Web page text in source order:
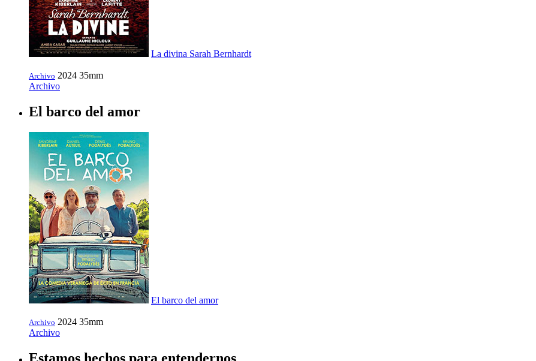
La divina Sarah Bernhardt
Archivo 2024 35mm
Archivo
El barco del amor
El barco del amor
Archivo 2024 35mm
Archivo
Estamos hechos para entendernos